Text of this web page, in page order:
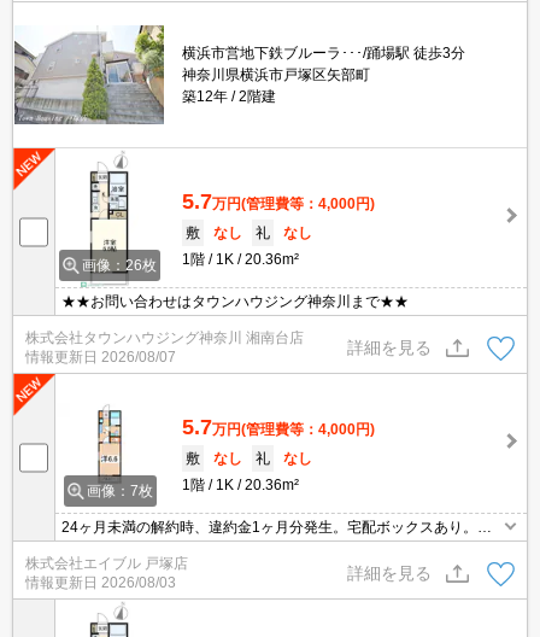
横浜市営地下鉄ブルーラ･･･/踊場駅 徒歩3分
神奈川県横浜市戸塚区矢部町
築12年
2階建
画像：26枚
5.7万円(管理費等：4,000円)
敷
なし 礼
なし
1階
1K 20.36m²
★★お問い合わせはタウンハウジング神奈川まで★★
株式会社タウンハウジング神奈川 湘南台店
情報更新日 2026/08/07
詳細を見る
画像：7枚
5.7万円(管理費等：4,000円)
敷
なし 礼
なし
1階
1K 20.36m²
24ヶ月未満の解約時、違約金1ヶ月分発生。宅配ボックスあり。独
託料（賃料総額に対し、初回額50％、月額2％）。
株式会社エイブル 戸塚店
情報更新日 2026/08/03
詳細を見る